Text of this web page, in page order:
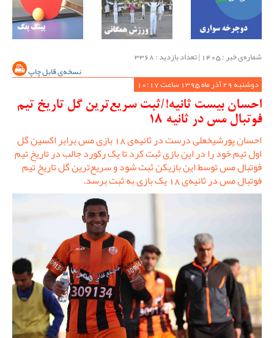
شماره‌ی خبر : ‌1405 | تعداد بازدید : 3368
نسخه‌ی قابل چاپ
دوشنبه 29 آذر ماه 1395 ساعت 10:17
احسان بیست ثانیه!/ثبت سریع‌ترین گل تاریخ تیم
فوتبال مس در ثانیه 18
احسان پورشیخعلی درست در ثانیه‌ی 18 بازی مس برابر اکسین گل
اول تیم خود را در این بازی ثبت کرد تا یک رکورد جالب در تاریخ تیم
فوتبال مس توسط این بازیکن ثبت شود و سریع‌ترین گل تاریخ تیم
فوتبال مس در ثانیه‌ی 18 یک بازی به ثبت برسد.